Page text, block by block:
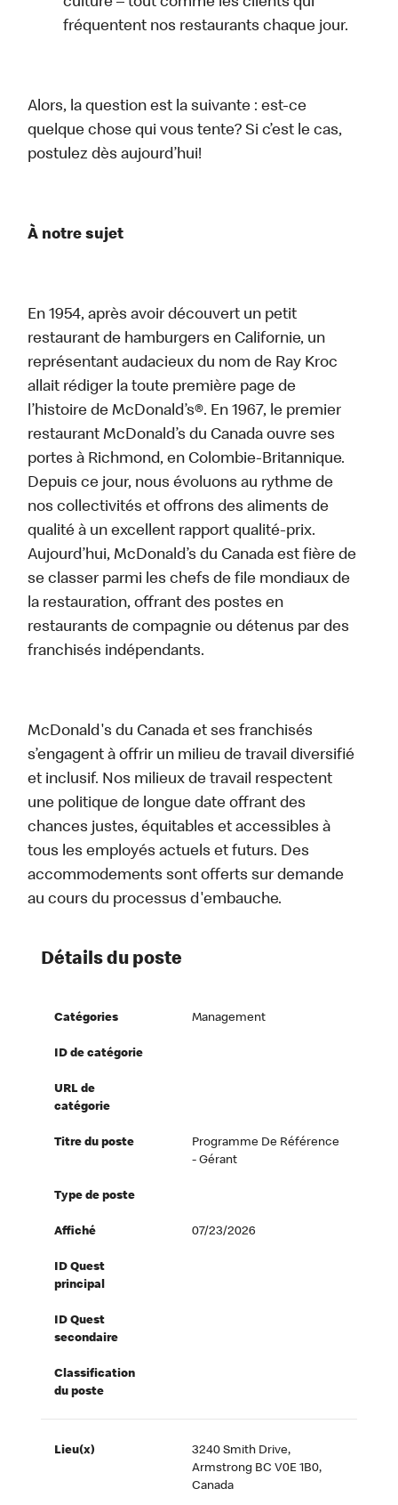
fréquentent nos restaurants chaque jour.
Alors, la question est la suivante : est-ce
quelque chose qui vous tente? Si c’est le cas,
postulez dès aujourd’hui!
À notre sujet
En 1954, après avoir découvert un petit
restaurant de hamburgers en Californie, un
représentant audacieux du nom de Ray Kroc
allait rédiger la toute première page de
l’histoire de McDonald’s®. En 1967, le premier
restaurant McDonald’s du Canada ouvre ses
portes à Richmond, en Colombie-Britannique.
Depuis ce jour, nous évoluons au rythme de
nos collectivités et offrons des aliments de
qualité à un excellent rapport qualité-prix.
Aujourd’hui, McDonald’s du Canada est fière de
se classer parmi les chefs de file mondiaux de
la restauration, offrant des postes en
restaurants de compagnie ou détenus par des
franchisés indépendants.
McDonald's du Canada et ses franchisés
s’engagent à offrir un milieu de travail diversifié
et inclusif. Nos milieux de travail respectent
une politique de longue date offrant des
chances justes, équitables et accessibles à
tous les employés actuels et futurs. Des
accommodements sont offerts sur demande
au cours du processus d'embauche.
Détails du poste
Catégories Management
ID de catégorie
URL de
catégorie
Titre du poste
Programme De Référence
- Gérant
Type de poste
Affiché 07/23/2026
ID Quest
principal
ID Quest
secondaire
Classification
du poste
Lieu(x)
3240 Smith Drive,
Armstrong BC V0E 1B0,
Canada